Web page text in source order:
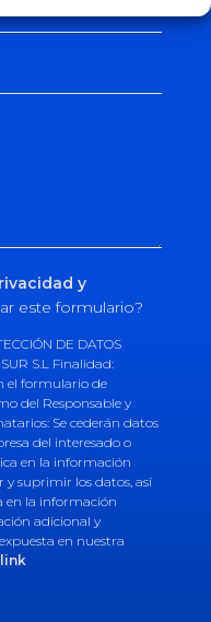
y
este formulario?
DE DATOS
S.L Finalidad:
el formulario de
del Responsable y
Se cederán datos
del interesado o
en la información
y suprimir los datos, así
en la información
adicional y
en nuestra
link